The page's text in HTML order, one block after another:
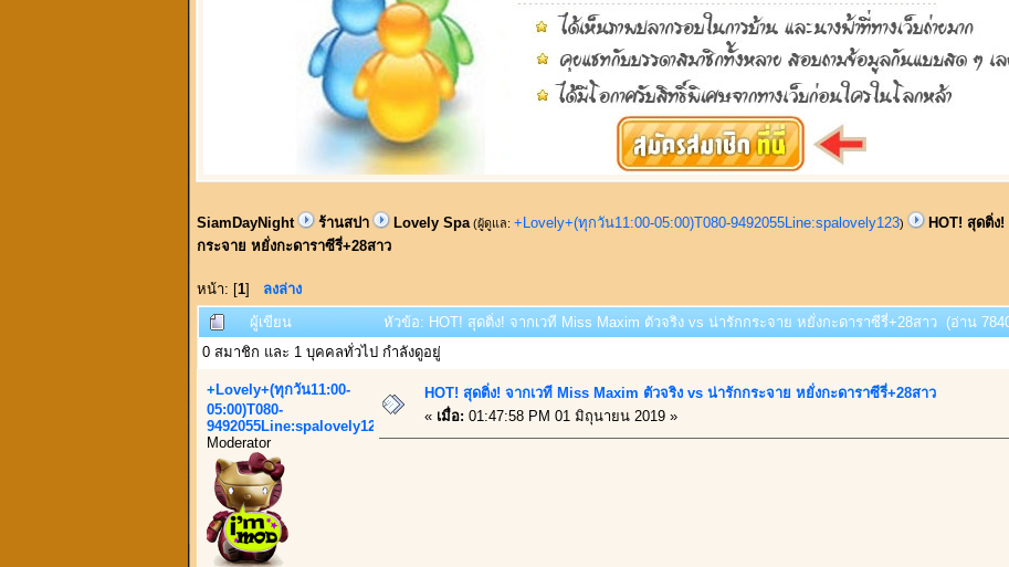
SiamDayNight ร้านสปา Lovely Spa (ผู้ดูแล: +Lovely+(ทุกวัน11:00-05:00)T080-9492055Line:spalovely123)
HOT! สุดติ่ง
กระจาย หยั่งกะดาราซีรี่+28สาว
หน้า: [1] ลงล่าง
ผู้เขียน
หัวข้อ: HOT! สุดติ่ง! จากเวที Miss Maxim ตัวจริง vs น่ารักกระจาย หยั่งกะดาราซีรี่+28สาว (อ่าน
0 สมาชิก และ 1 บุคคลทั่วไป กำลังดูอยู่
+Lovely+(ทุกวัน11:00-
05:00)T080-
9492055Line:spalovely123
Moderator
HOT! สุดติ่ง! จากเวที Miss Maxim ตัวจริง vs น่ารักกระจาย หยั่งกะดาราซีรี่+28สาว
« เมื่อ: 01:47:58 PM 01 มิถุนายน 2019 »